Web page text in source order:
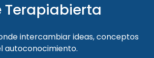
Terapiabierta
intercambiar ideas, conceptos
autoconocimiento.